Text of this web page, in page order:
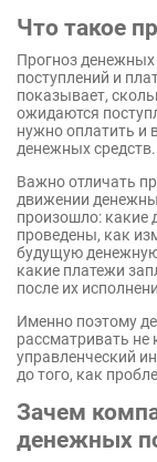
Что такое
Прогноз
поступлений и
показывает,
ожидаются
нужно оплатить и
денежных средств.
Важно отличать
движении
произошло: какие
проведены, как
будущую
какие платежи
после их
Именно поэтому
рассматривать не
управленческий
до того, как
Зачем
денежных